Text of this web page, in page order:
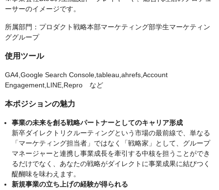
ーサーのイメージです。
所属部門：プロダクト戦略本部マーケティング部学生マーケティン
ググループ
使用ツール
GA4,Google Search Console,tableau,ahrefs,Account
Engagement,LINE,Repro など
本ポジションの魅力
事業の未来を創る戦略パートナーとしてのキャリア形成
新卒ダイレクトリクルーティングという市場の最前線で、単なる
「マーケティング担当者」ではなく「戦略家」として、グループ
マネージャーと連携し事業成長を牽引する中核を担うことができ
るだけでなく、あなたの戦略がダイレクトに事業成果に結びつく
醍醐味を味わえます。
新規事業の立ち上げの経験が得られる